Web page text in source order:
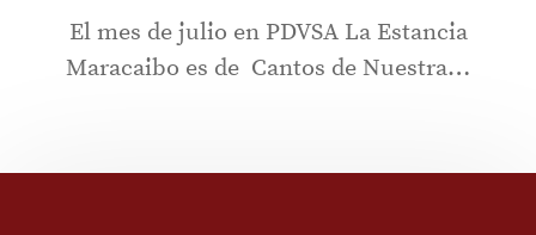
El mes de julio en PDVSA La Estancia
Maracaibo es de Cantos de Nuestra…